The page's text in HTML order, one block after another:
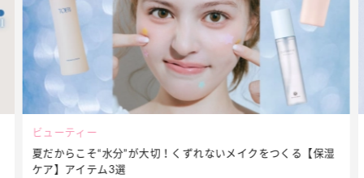
ビューティー
夏だからこそ“水分”が大切！くずれないメイクをつくる【保湿
ケア】アイテム3選